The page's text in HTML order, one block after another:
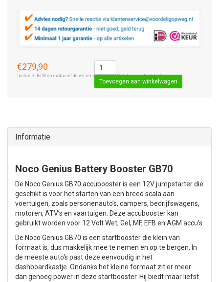
€279,90
Inclusief BTW en exclusief de verzendkosten € 8,50 (standaard pakket).
Toevoegen aan winkelwagen
Informatie
Noco Genius Battery Booster GB70
De Noco Genius GB70 accubooster is een 12V jumpstarter die
geschikt is voor het starten van een breed scala aan
voertuigen, zoals personenauto’s, campers, bedrijfswagens,
motoren, ATV’s en vaartuigen. Deze accubooster kan
gebruikt worden voor 12 Volt Wet, Gel, MF, EFB en AGM accu’s.
De Noco Genius GB70 is een startbooster die klein van
formaat is, dus makkelijk mee te nemen en op te bergen. In
de meeste auto's past deze eenvoudig in het
dashboardkastje. Ondanks het kleine formaat zit er meer
dan genoeg power in deze startbooster. Hij biedt maar liefst